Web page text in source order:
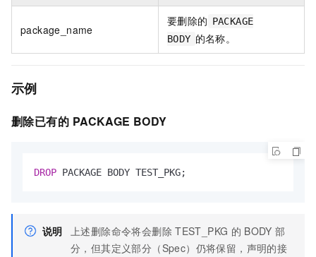
package_name
要删除的 PACKAGE
BODY 的名称。
示例
删除已有的 PACKAGE BODY
DROP PACKAGE BODY TEST_PKG;
说明 上述删除命令将会删除 TEST_PKG 的 BODY 部
分，但其定义部分（Spec）仍将保留，声明的接